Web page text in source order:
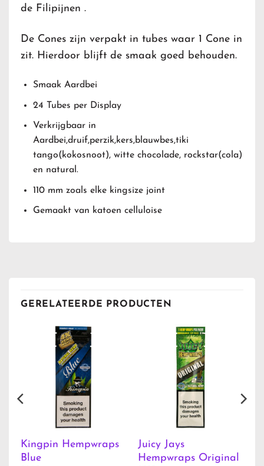
de Filipijnen .
De Cones zijn verpakt in tubes waar 1 Cone in
zit. Hierdoor blijft de smaak goed behouden.
Smaak Aardbei
24 Tubes per Display
Verkrijgbaar in
Aardbei,druif,perzik,kers,blauwbes,tiki
tango(kokosnoot), witte chocolade, rockstar(cola)
en natural.
110 mm zoals elke kingsize joint
Gemaakt van katoen celluloise
GERELATEERDE PRODUCTEN
Kingpin Hempwraps
Blue
Juicy Jays
Hempwraps Original